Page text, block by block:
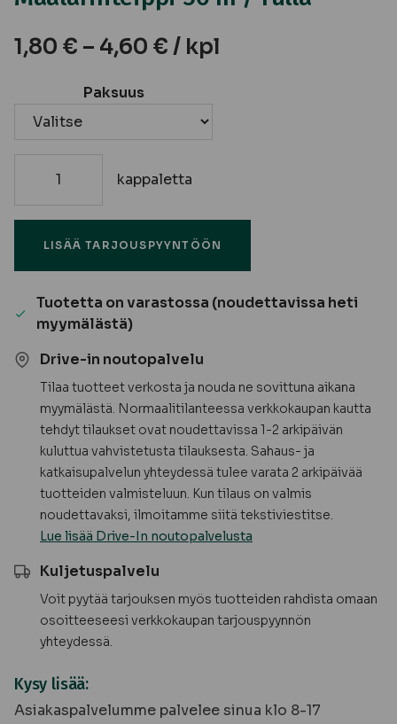
1,80 € – 4,60 € / kpl
Paksuus
Maalarinteippi
rulla
määrä
kappaletta
LISÄÄ TARJOUSPYYNTÖÖN
Tuotetta on varastossa (noudettavissa heti
myymälästä)
Drive-in noutopalvelu
Tilaa tuotteet verkosta ja nouda ne sovittuna aikana
myymälästä. Normaalitilanteessa verkkokaupan kautta
tehdyt tilaukset ovat noudettavissa 1-2 arkipäivän
kuluttua vahvistetusta tilauksesta. Sahaus- ja
katkaisupalvelun yhteydessä tulee varata 2 arkipäivää
tuotteiden valmisteluun. Kun tilaus on valmis
noudettavaksi, ilmoitamme siitä tekstiviestitse.
Lue lisää Drive-In noutopalvelusta
Kuljetuspalvelu
Voit pyytää tarjouksen myös tuotteiden rahdista omaan
osoitteeseesi verkkokaupan tarjouspyynnön
yhteydessä.
Kysy lisää:
Asiakaspalvelumme palvelee sinua klo 8-17